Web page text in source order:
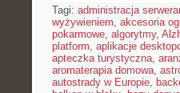
Tagi: administracja
wyżywieniem, akcesoria
pokarmowe, algorytmy,
platform, aplikacje
apteczka turystyczna,
aromaterapia domowa,
autostrady w Europie,